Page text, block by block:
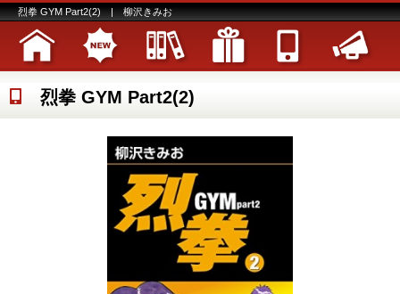
烈拳 GYM Part2(2) | 柳沢きみお
烈拳 GYM Part2(2)